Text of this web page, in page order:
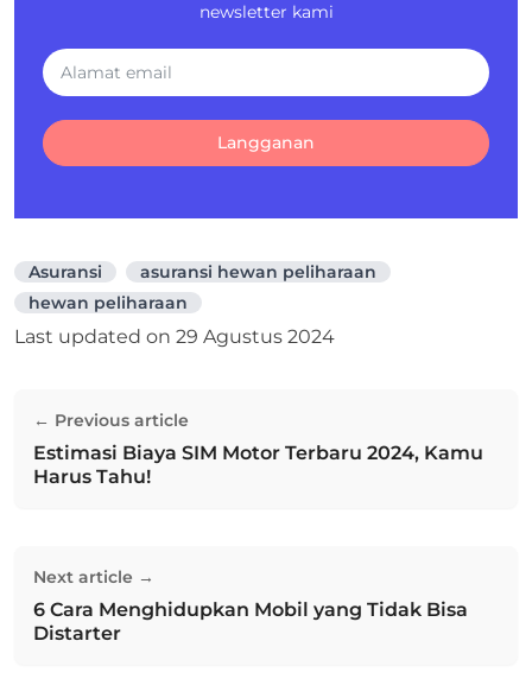
newsletter kami
Langganan
Asuransi
asuransi hewan peliharaan
hewan peliharaan
Last updated on 29 Agustus 2024
pos← Previous article
Previous post:
Estimasi Biaya SIM Motor Terbaru 2024, Kamu
Harus Tahu!
Next article →
Next post:
6 Cara Menghidupkan Mobil yang Tidak Bisa
Distarter